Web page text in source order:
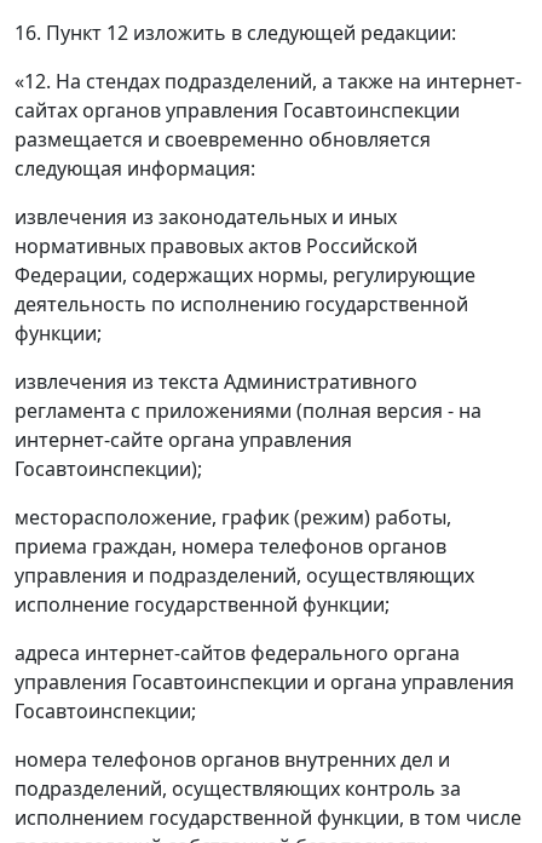
16. Пункт 12 изложить в следующей редакции:
«12. На стендах подразделений, а также на интернет-
сайтах органов управления Госавтоинспекции
размещается и своевременно обновляется
следующая информация:
извлечения из законодательных и иных
нормативных правовых актов Российской
Федерации, содержащих нормы, регулирующие
деятельность по исполнению государственной
функции;
извлечения из текста Административного
регламента с приложениями (полная версия - на
интернет-сайте органа управления
Госавтоинспекции);
месторасположение, график (режим) работы,
приема граждан, номера телефонов органов
управления и подразделений, осуществляющих
исполнение государственной функции;
адреса интернет-сайтов федерального органа
управления Госавтоинспекции и органа управления
Госавтоинспекции;
номера телефонов органов внутренних дел и
подразделений, осуществляющих контроль за
исполнением государственной функции, в том числе